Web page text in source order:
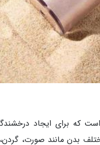
که برای ایجاد
بدن مانند صورت،